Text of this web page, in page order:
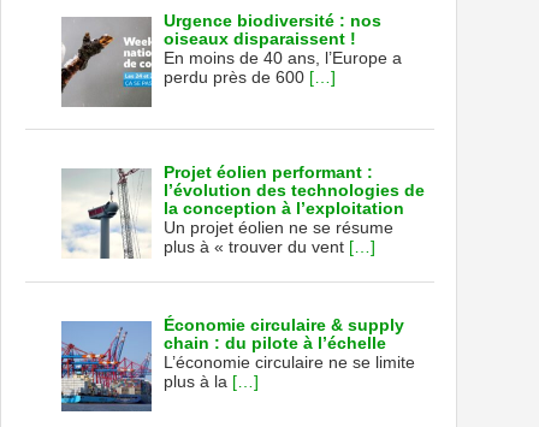
Urgence biodiversité : nos
oiseaux disparaissent !
En moins de 40 ans, l’Europe a
perdu près de 600 […]
Projet éolien performant :
l’évolution des technologies de
la conception à l’exploitation
Un projet éolien ne se résume
plus à « trouver du vent […]
Économie circulaire & supply
chain : du pilote à l’échelle
L’économie circulaire ne se limite
plus à la […]